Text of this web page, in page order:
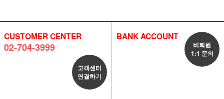
CUSTOMER CENTER
02-704-3999
고객센터
연결하기
BANK ACCOUNT
비회원
1:1 문의